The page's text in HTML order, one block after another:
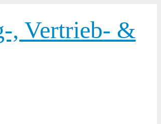
, Vertrieb- &